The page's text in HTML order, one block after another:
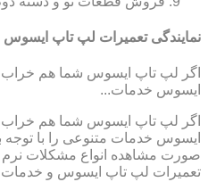
نمایندگی تعمیرات لپ تاپ
اگر لپ تاپ ایسوس شما هم خراب
ایسوس خدمات...
اگر لپ تاپ ایسوس شما هم خراب
ایسوس خدمات متنوعی را با توجه
صورت مشاهده انواع مشکلات نرم
تعمیرات لپ تاپ ایسوس و خدمات